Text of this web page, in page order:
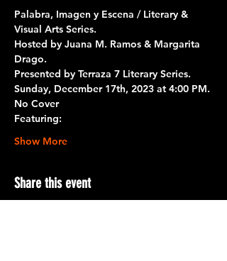
Palabra, Imagen y Escena / Literary &
Visual Arts Series.
Hosted by Juana M. Ramos & Margarita
Drago.
Presented by Terraza 7 Literary Series.
Sunday, December 17th, 2023 at 4:00 PM.
No Cover
Featuring:
Show More
Share this event